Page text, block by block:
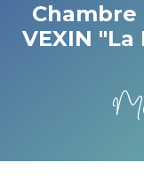
Chambre
VEXIN